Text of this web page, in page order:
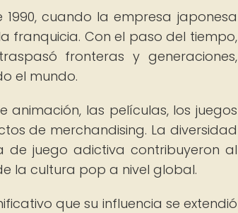
cuando la empresa japonesa
franquicia. Con el paso del tiempo,
fronteras y generaciones,
el mundo.
las películas, los juegos
de merchandising. La diversidad
de juego adictiva contribuyeron al
la cultura pop a nivel global.
que su influencia se extendió